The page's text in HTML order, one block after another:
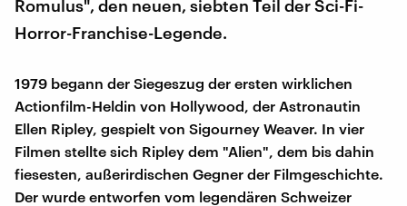
Romulus", den neuen, siebten Teil der Sci-Fi-
Horror-Franchise-Legende.
1979 begann der Siegeszug der ersten wirklichen
Actionfilm-Heldin von Hollywood, der Astronautin
Ellen Ripley, gespielt von Sigourney Weaver. In vier
Filmen stellte sich Ripley dem "Alien", dem bis dahin
fiesesten, außerirdischen Gegner der Filmgeschichte.
Der wurde entworfen vom legendären Schweizer